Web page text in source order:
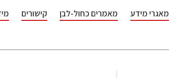
מאגרי מידע מאמרים כחול-לבן קישורים